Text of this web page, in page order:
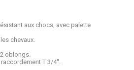
aux chocs, avec palette
chevaux.
oblongs.
T 3/4''.